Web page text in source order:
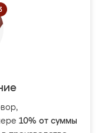
10% от суммы